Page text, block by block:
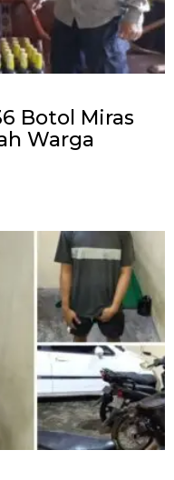
Botol Miras
Warga